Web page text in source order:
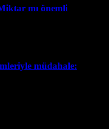
mı önemli
müdahale: